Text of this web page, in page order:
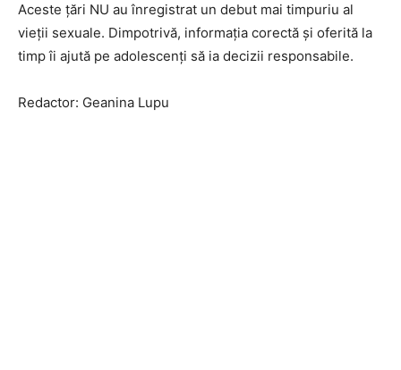
Aceste țări NU au înregistrat un debut mai timpuriu al
vieții sexuale. Dimpotrivă, informația corectă și oferită la
timp îi ajută pe adolescenți să ia decizii responsabile.
Redactor: Geanina Lupu